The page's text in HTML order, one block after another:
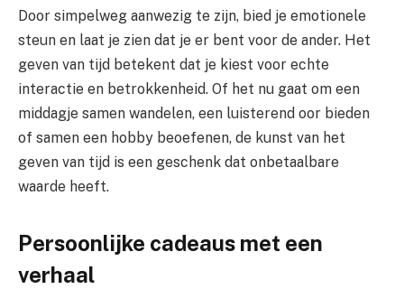
Door simpelweg aanwezig te zijn, bied je emotionele
steun en laat je zien dat je er bent voor de ander. Het
geven van tijd betekent dat je kiest voor echte
interactie en betrokkenheid. Of het nu gaat om een
middagje samen wandelen, een luisterend oor bieden
of samen een hobby beoefenen, de kunst van het
geven van tijd is een geschenk dat onbetaalbare
waarde heeft.
Persoonlijke cadeaus met een
verhaal